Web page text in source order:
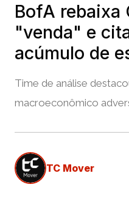
BofA rebaixa
"venda" e
acúmulo de
Time de análise
macroeconômico
TC Mover